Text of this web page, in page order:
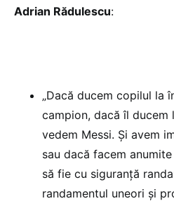
Adrian Rădulescu:
„Dacă ducem copilul la
campion, dacă îl ducem
vedem Messi. Și avem
sau dacă facem
să fie cu siguranță
randamentul uneori și